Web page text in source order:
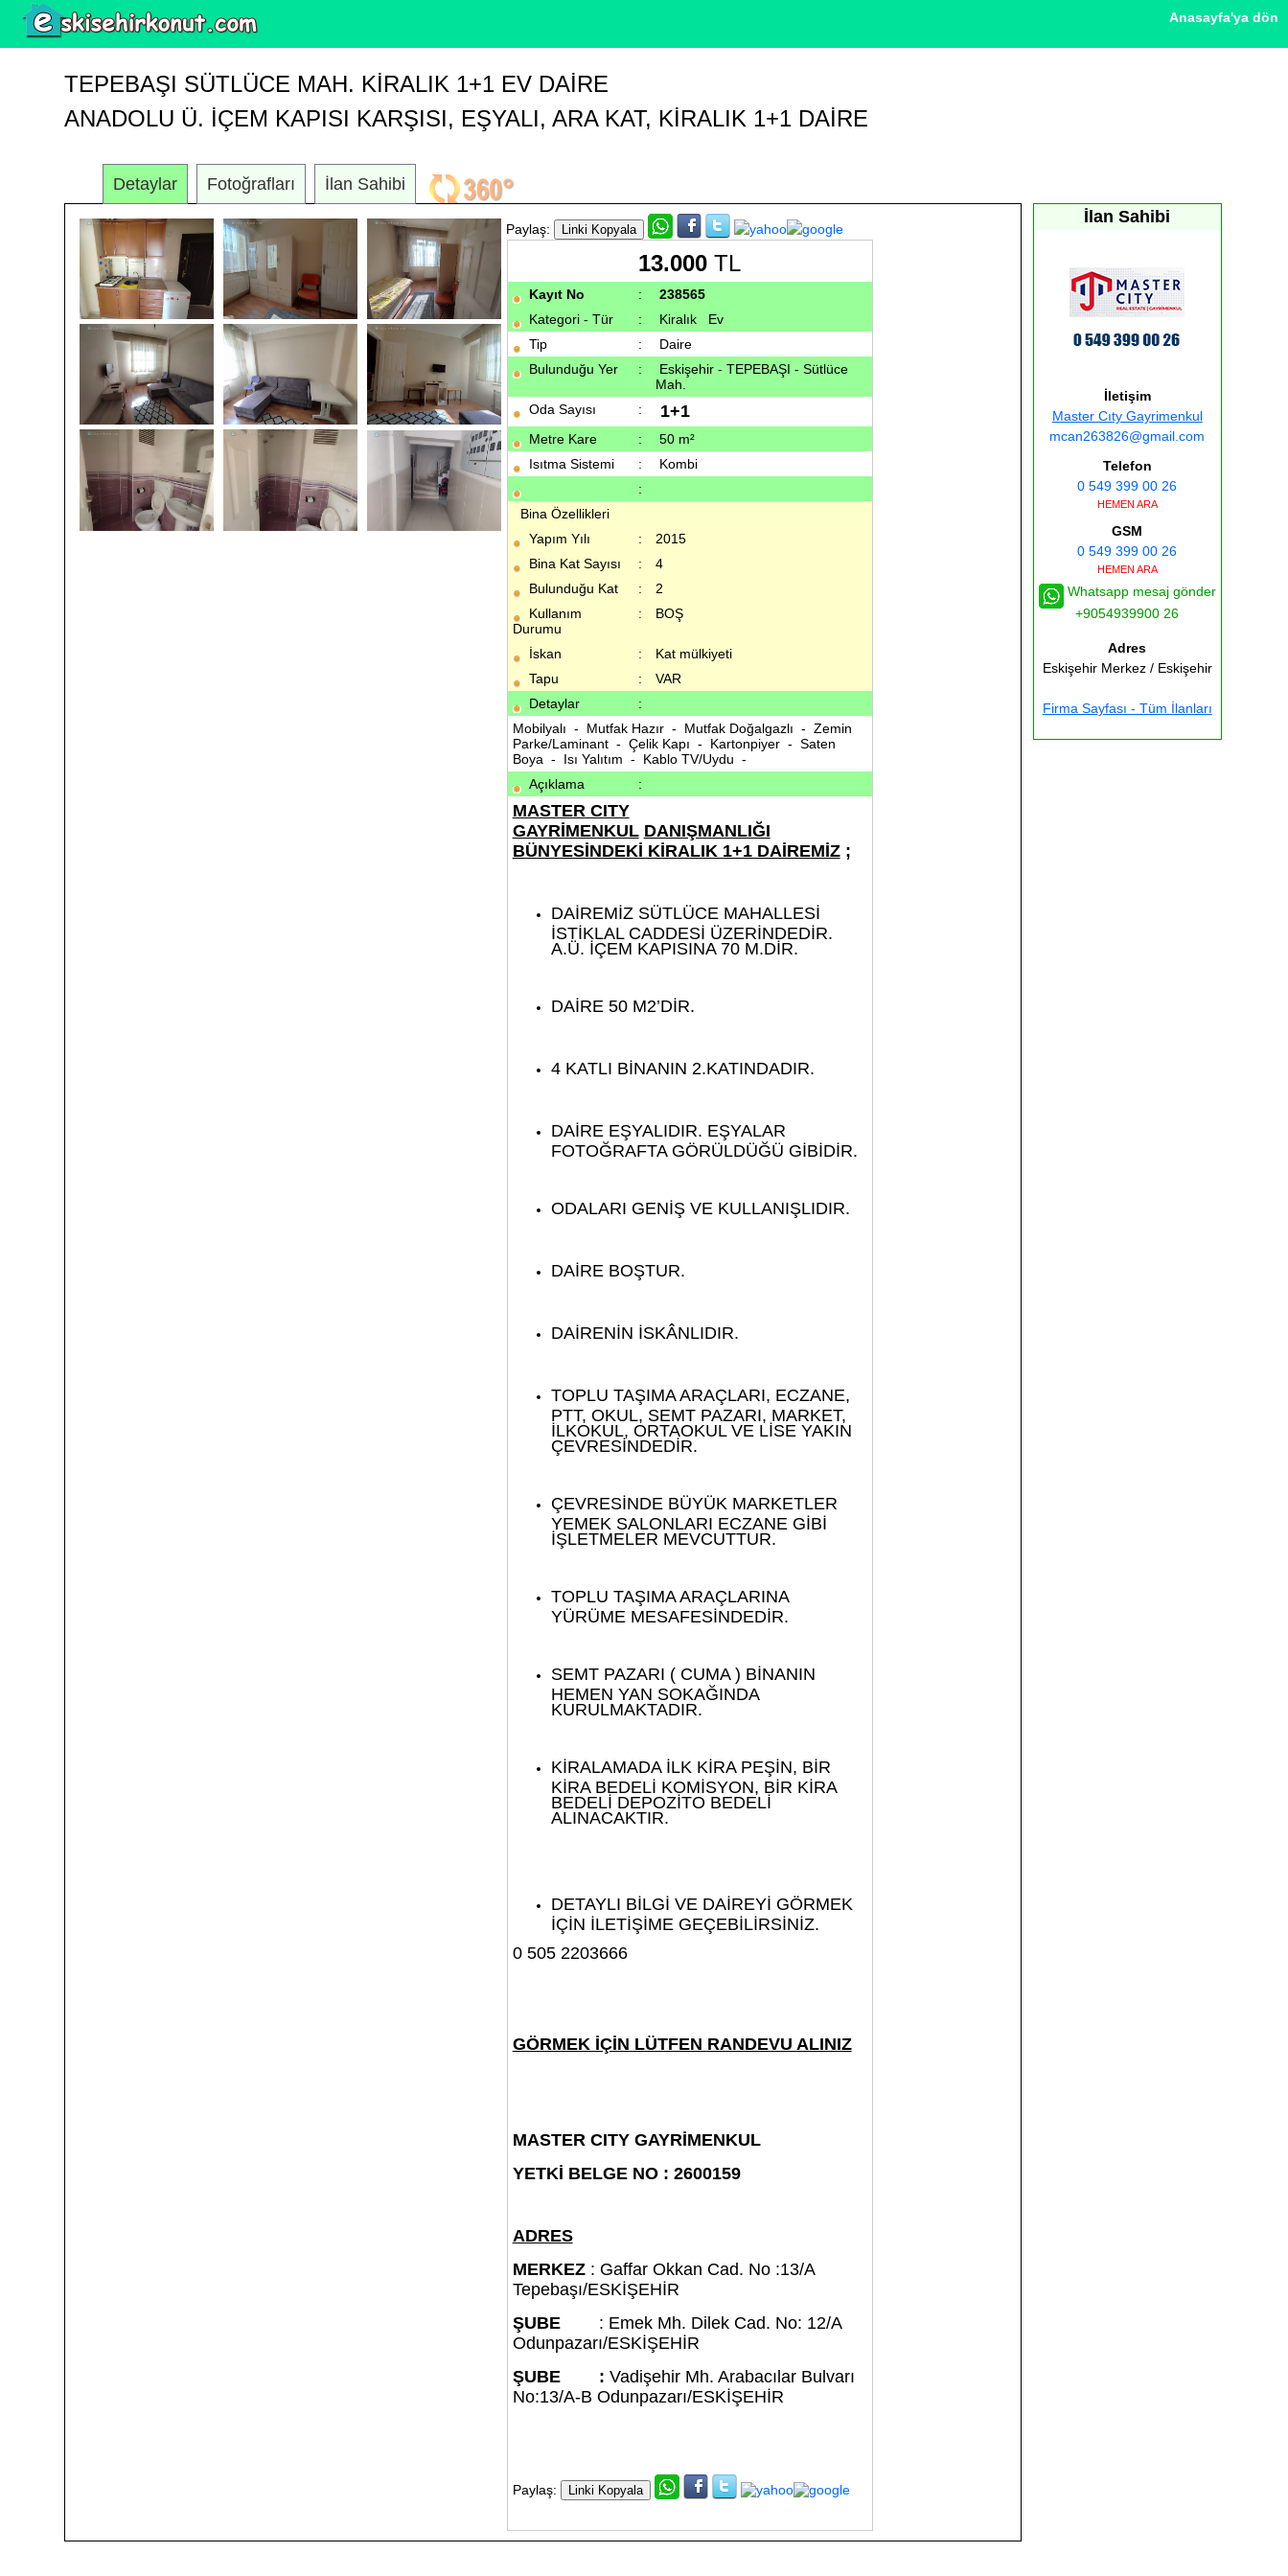
Anasayfa'ya dön
TEPEBAŞI SÜTLÜCE MAH. KIRALIK 1+1 EV DAIRE
ANADOLU Ü. İÇEM KAPISI KARŞISI, EŞYALI, ARA KAT, KİRALIK 1+1 DAİRE
Detaylar Fotoğrafları İlan Sahibi
Paylaş:
13.000 TL
Kayıt No :
238565
Kategori - Tür
: KiralıkEv
Tip
:
Daire
Bulunduğu Yer
:
Eskişehir - TEPEBAŞI - Sütlüce
Mah.
Oda Sayısı
: 1+1
Metre Kare :
50 m²
Isıtma Sistemi
:
Kombi
:
Bina Özellikleri
Yapım Yılı
:
2015
Bina Kat Sayısı
:
4
Bulunduğu Kat
:
2
Kullanım
Durumu
: BOŞ
İskan :
Kat mülkiyeti
Tapu
:
VAR
Detaylar
:
Mobilyalı - Mutfak Hazır - Mutfak Doğalgazlı - Zemin
Parke/Laminant - Çelik Kapı - Kartonpiyer - Saten
Boya - Isı Yalıtım - Kablo TV/Uydu -
Açıklama
:
MASTER CITY
GAYRİMENKUL DANIŞMANLIĞI
BÜNYESİNDEKİ KİRALIK 1+1 DAİREMİZ;
DAİREMİZ SÜTLÜCE MAHALLESİ
İSTİKLAL CADDESİ ÜZERİNDEDİR.
A.Ü. İÇEM KAPISINA 70 M.DİR.
DAİRE 50 M2’DİR.
4 KATLI BİNANIN 2.KATINDADIR.
DAİRE EŞYALIDIR. EŞYALAR
FOTOĞRAFTA GÖRÜLDÜĞÜ GİBİDİR.
ODALARI GENİŞ VE KULLANIŞLIDIR.
DAİRE BOŞTUR.
DAİRENİN İSKÂNLIDIR.
TOPLU TAŞIMA ARAÇLARI, ECZANE,
PTT, OKUL, SEMT PAZARI, MARKET,
İLKOKUL, ORTAOKUL VE LİSE YAKIN
ÇEVRESİNDEDİR.
ÇEVRESİNDE BÜYÜK MARKETLER
YEMEK SALONLARI ECZANE GİBİ
İŞLETMELER MEVCUTTUR.
TOPLU TAŞIMA ARAÇLARINA
YÜRÜME MESAFESİNDEDİR.
SEMT PAZARI ( CUMA ) BİNANIN
HEMEN YAN SOKAĞINDA
KURULMAKTADIR.
KİRALAMADA İLK KİRA PEŞİN, BİR
KİRA BEDELİ KOMİSYON, BİR KİRA
BEDELİ DEPOZİTO BEDELİ
ALINACAKTIR.
DETAYLI BİLGİ VE DAİREYİ GÖRMEK
İÇİN İLETİŞİME GEÇEBİLİRSİNİZ.
0 505 2203666
GÖRMEK İÇİN LÜTFEN RANDEVU ALINIZ
MASTER CITY GAYRİMENKUL​
YETKİ BELGE NO : 2600159
ADRES
MERKEZ: Gaffar Okkan Cad. No :13/A
Tepebaşı/ESKİŞEHİR
ŞUBE: Emek Mh. Dilek Cad. No: 12/A
Odunpazarı/ESKİŞEHİR
ŞUBE : Vadişehir Mh. Arabacılar Bulvarı
No:13/A-B Odunpazarı/ESKİŞEHİR
Paylaş:
İlan Sahibi
İletişim
Master Cıty Gayrimenkul
mcan263826@gmail.com
Telefon
0 549 399 00 26
HEMEN ARA
GSM
0 549 399 00 26
HEMEN ARA
Whatsapp mesaj gönder
+9054939900 26
Adres
EskişehirMerkez / Eskişehir
Firma Sayfası - Tüm İlanları